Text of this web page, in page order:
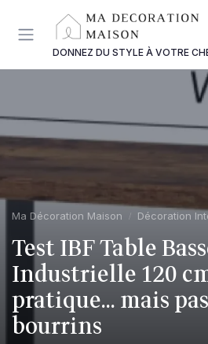
DONNEZ DU STYLE À VOTRE
Ma Décoration Maison Décoration
Test IBF Table
Industrielle 120
pratique… mais
bourrins
Panneau de gestion des cookies